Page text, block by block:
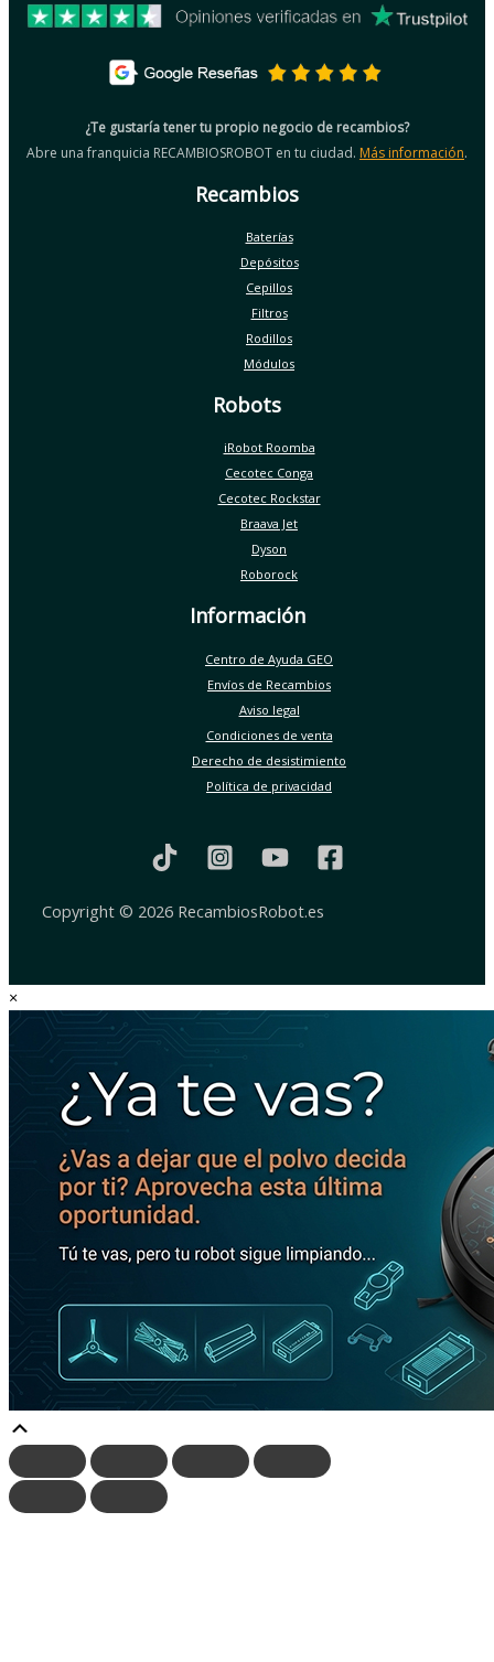
¿Te gustaría tener tu propio negocio de recambios?
Abre una franquicia RECAMBIOSROBOT en tu ciudad. Más información.
Recambios
Baterías
Depósitos
Cepillos
Filtros
Rodillos
Módulos
Robots
iRobot Roomba
Cecotec Conga
Cecotec Rockstar
Braava Jet
Dyson
Roborock
Información
Centro de Ayuda GEO
Envíos de Recambios
Aviso legal
Condiciones de venta
Derecho de desistimiento
Política de privacidad
Copyright © 2026 RecambiosRobot.es
×